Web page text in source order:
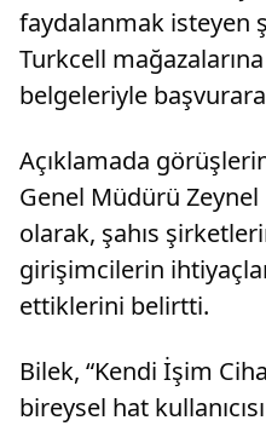
faydalanmak isteyen
Turkcell
belgeleriyle
Açıklamada
Genel Müdürü
olarak, şahıs
girişimcilerin
ettiklerini belirtti.
Bilek, “Kendi İşim
bireysel hat